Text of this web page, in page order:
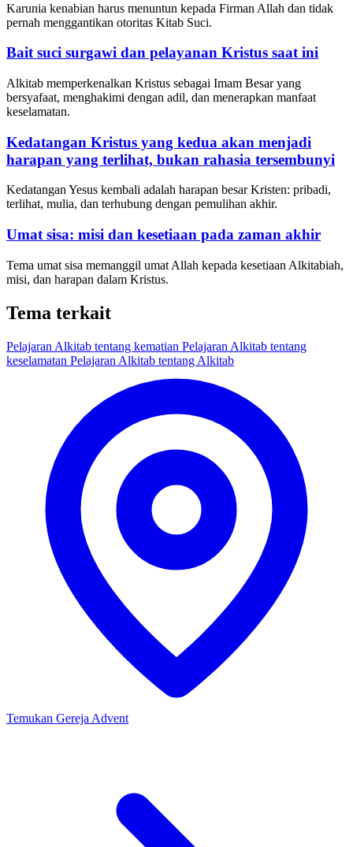
Karunia kenabian harus menuntun kepada Firman Allah dan tidak
pernah menggantikan otoritas Kitab Suci.
Bait suci surgawi dan pelayanan Kristus saat ini
Alkitab memperkenalkan Kristus sebagai Imam Besar yang
bersyafaat, menghakimi dengan adil, dan menerapkan manfaat
keselamatan.
Kedatangan Kristus yang kedua akan menjadi
harapan yang terlihat, bukan rahasia tersembunyi
Kedatangan Yesus kembali adalah harapan besar Kristen: pribadi,
terlihat, mulia, dan terhubung dengan pemulihan akhir.
Umat sisa: misi dan kesetiaan pada zaman akhir
Tema umat sisa memanggil umat Allah kepada kesetiaan Alkitabiah,
misi, dan harapan dalam Kristus.
Tema terkait
Pelajaran Alkitab tentang kematian Pelajaran Alkitab tentang
keselamatan Pelajaran Alkitab tentang Alkitab
Temukan Gereja Advent